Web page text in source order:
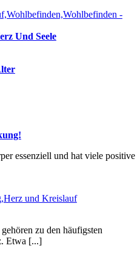
-
Und Seele
essenziell und hat viele positive
und Kreislauf
zu den häufigsten
Etwa [...]